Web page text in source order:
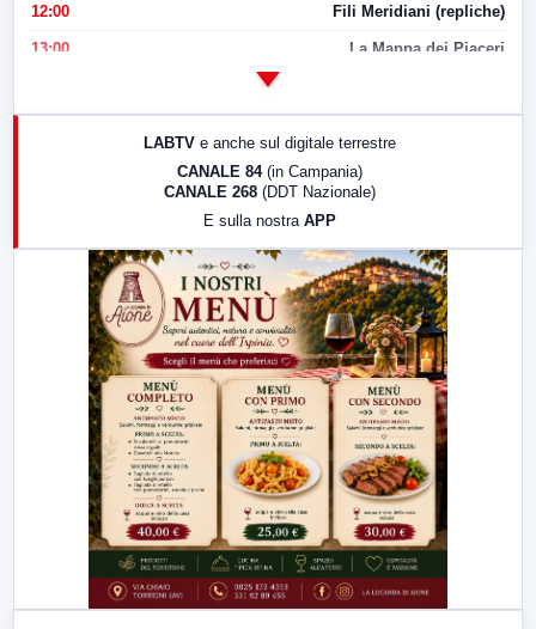
12:00 Fili Meridiani (repliche)
13:00 La Mappa dei Piaceri
LabNews (replica)
LABTV e anche sul digitale terrestre
CANALE 84 (in Campania)
CANALE 268 (DDT Nazionale)
E sulla nostra APP